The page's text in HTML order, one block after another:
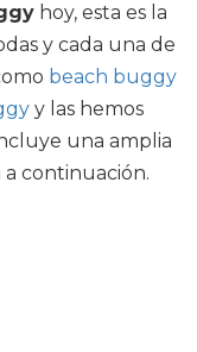
hoy, esta es la
y cada una de
beach buggy
y las hemos
una amplia
continuación.